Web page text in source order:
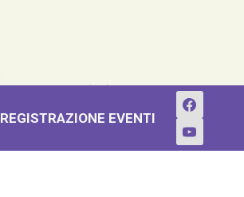
REGISTRAZIONE EVENTI